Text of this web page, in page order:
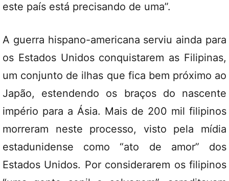
este país está precisando de uma”.
A guerra hispano-americana serviu ainda para
os Estados Unidos conquistarem as Filipinas,
um conjunto de ilhas que fica bem próximo ao
Japão, estendendo os braços do nascente
império para a Ásia. Mais de 200 mil filipinos
morreram neste processo, visto pela mídia
estadunidense como “ato de amor” dos
Estados Unidos. Por considerarem os filipinos